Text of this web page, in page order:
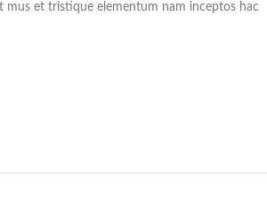
mus et tristique elementum nam inceptos hac